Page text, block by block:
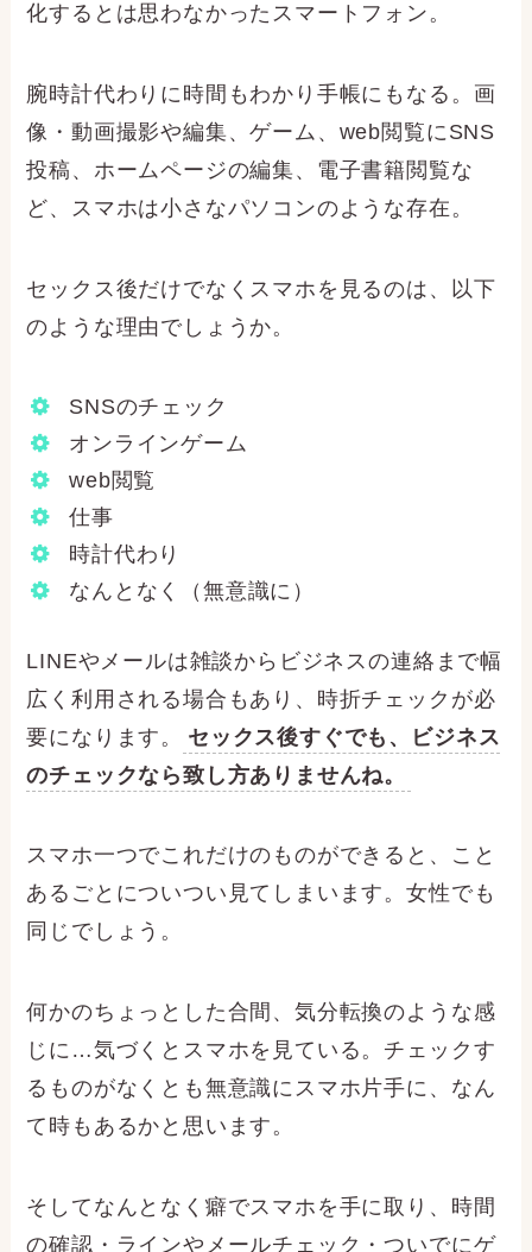
化するとは思わなかったスマートフォン。
腕時計代わりに時間もわかり手帳にもなる。画
像・動画撮影や編集、ゲーム、web閲覧にSNS
投稿、ホームページの編集、電子書籍閲覧な
ど、スマホは小さなパソコンのような存在。
セックス後だけでなくスマホを見るのは、以下
のような理由でしょうか。
SNSのチェック
オンラインゲーム
web閲覧
仕事
時計代わり
なんとなく（無意識に）
LINEやメールは雑談からビジネスの連絡まで幅
広く利用される場合もあり、時折チェックが必
要になります。
セックス後すぐでも、ビジネス
のチェックなら致し方ありませんね。
スマホ一つでこれだけのものができると、こと
あるごとについつい見てしまいます。女性でも
同じでしょう。
何かのちょっとした合間、気分転換のような感
じに…気づくとスマホを見ている。チェックす
るものがなくとも無意識にスマホ片手に、なん
て時もあるかと思います。
そしてなんとなく癖でスマホを手に取り、時間
の確認・ラインやメールチェック・ついでにゲ